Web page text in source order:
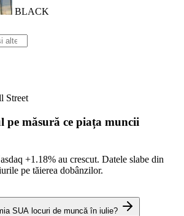
BLACK
Street
pe măsură ce piața muncii
+1.18% au crescut. Datele slabe din
pe tăierea dobânzilor.
SUA locuri de muncă în iulie?